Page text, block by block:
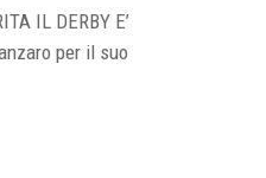
IL DERBY E’
per il suo